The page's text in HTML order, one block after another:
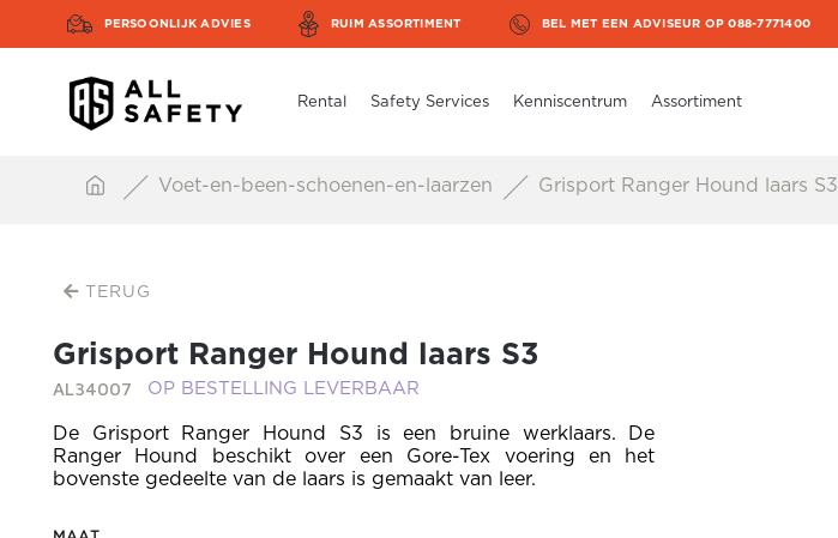
PERSOONLIJK ADVIES RUIM ASSORTIMENT BEL MET EEN ADVISEUR OP 088-7771400
Rental Safety Services Kenniscentrum Assortiment
Voet-en-been-schoenen-en-laarzen Grisport Ranger Hound laars S3
TERUG
Grisport Ranger Hound laars S3
AL34007 OP BESTELLING LEVERBAAR
De Grisport Ranger Hound S3 is een bruine werklaars. De
Ranger Hound beschikt over een Gore-Tex voering en het
bovenste gedeelte van de laars is gemaakt van leer.